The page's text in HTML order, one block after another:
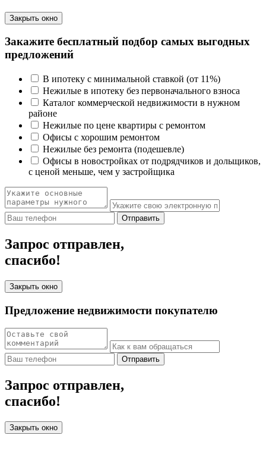
Закрыть окно
Закажите бесплатный подбор самых выгодных
предложений
В ипотеку с минимальной ставкой (от 11%)
Нежилые в ипотеку без первоначального взноса
Каталог коммерческой недвижимости в нужном
районе
Нежилые по цене квартиры с ремонтом
Офисы с хорошим ремонтом
Нежилые без ремонта (подешевле)
Офисы в новостройках от подрядчиков и дольщиков,
с ценой меньше, чем у застройщика
Отправить
Запрос отправлен,
спасибо!
Закрыть окно
Предложение недвижимости покупателю
Отправить
Запрос отправлен,
спасибо!
Закрыть окно